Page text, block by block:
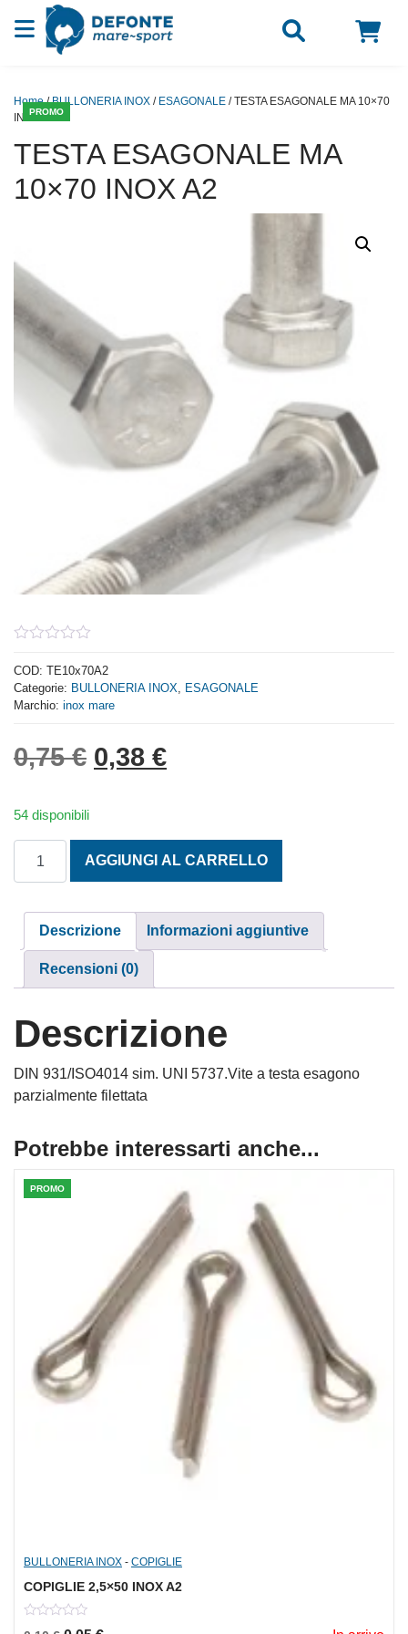
Vai al contenuto
PROMO
Home/BULLONERIA INOX / ESAGONALE / TESTA ESAGONALE MA 10×70
INOX A2
TESTA ESAGONALE MA
10×70 INOX A2
out
of
5
COD: TE10x70A2
Categorie: BULLONERIA INOX, ESAGONALE
Marchio: inox mare
0,75€ Il prezzo originale era:
0,38 €Il prezzo attuale è:
54 disponibili
AGGIUNGI AL CARRELLO
Descrizione Informazioni aggiuntive
Recensioni (0)
Descrizione
DIN 931/ISO4014 sim. UNI 5737.Vite a testa esagono
parzialmente filettata
Potrebbe interessarti anche...
PROMO
BULLONERIA INOX - COPIGLIE
COPIGLIE 2,5×50 INOX A2